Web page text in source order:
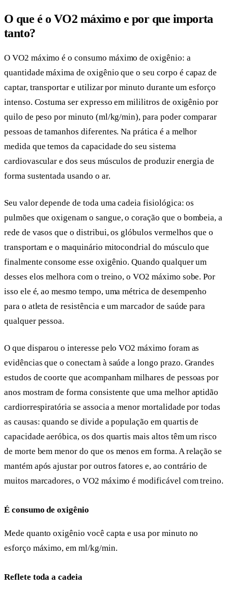
O que é o VO2 máximo e por que importa
tanto?
O VO2 máximo é o consumo máximo de oxigênio: a
quantidade máxima de oxigênio que o seu corpo é capaz de
captar, transportar e utilizar por minuto durante um esforço
intenso. Costuma ser expresso em mililitros de oxigênio por
quilo de peso por minuto (ml/kg/min), para poder comparar
pessoas de tamanhos diferentes. Na prática é a melhor
medida que temos da capacidade do seu sistema
cardiovascular e dos seus músculos de produzir energia de
forma sustentada usando o ar.
Seu valor depende de toda uma cadeia fisiológica: os
pulmões que oxigenam o sangue, o coração que o bombeia, a
rede de vasos que o distribui, os glóbulos vermelhos que o
transportam e o maquinário mitocondrial do músculo que
finalmente consome esse oxigênio. Quando qualquer um
desses elos melhora com o treino, o VO2 máximo sobe. Por
isso ele é, ao mesmo tempo, uma métrica de desempenho
para o atleta de resistência e um marcador de saúde para
qualquer pessoa.
O que disparou o interesse pelo VO2 máximo foram as
evidências que o conectam à saúde a longo prazo. Grandes
estudos de coorte que acompanham milhares de pessoas por
anos mostram de forma consistente que uma melhor aptidão
cardiorrespiratória se associa a menor mortalidade por todas
as causas: quando se divide a população em quartis de
capacidade aeróbica, os dos quartis mais altos têm um risco
de morte bem menor do que os menos em forma. A relação se
mantém após ajustar por outros fatores e, ao contrário de
muitos marcadores, o VO2 máximo é modificável com treino.
É consumo de oxigênio
Mede quanto oxigênio você capta e usa por minuto no
esforço máximo, em ml/kg/min.
Reflete toda a cadeia